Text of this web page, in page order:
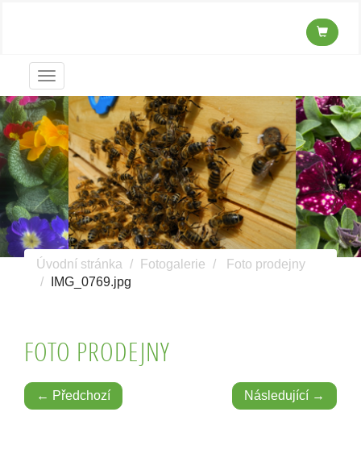
Menu
Úvodní stránka Fotogalerie
Foto prodejny
IMG_0769.jpg
FOTO PRODEJNY
← Předchozí Následující →